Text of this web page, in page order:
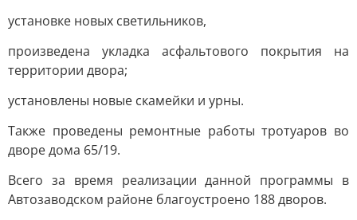
установке новых светильников,
произведена укладка асфальтового покрытия на
территории двора;
установлены новые скамейки и урны.
Также проведены ремонтные работы тротуаров во
дворе дома 65/19.
Всего за время реализации данной программы в
Автозаводском районе благоустроено 188 дворов.